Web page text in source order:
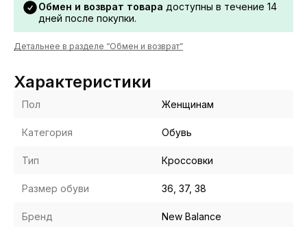
Обмен и возврат товара доступны в течение 14
дней после покупки.
Детальнее в разделе “Обмен и возврат”
Характеристики
Пол Женщинам
Категория Обувь
Тип Кроссовки
Размер обуви 36, 37, 38
Бренд New Balance